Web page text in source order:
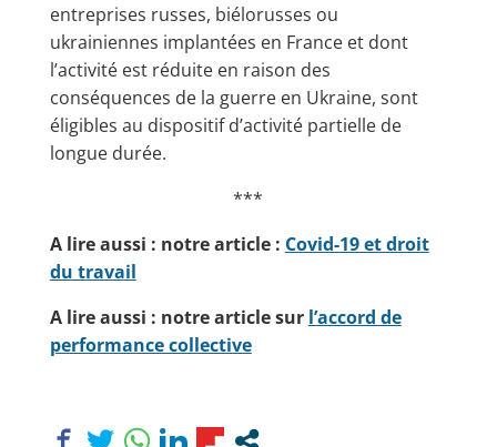
entreprises russes, biélorusses ou
ukrainiennes implantées en France et dont
l’activité est réduite en raison des
conséquences de la guerre en Ukraine, sont
éligibles au dispositif d’activité partielle de
longue durée.
***
A lire aussi : notre article : Covid-19 et droit
du travail
A lire aussi : notre article sur l’accord de
performance collective